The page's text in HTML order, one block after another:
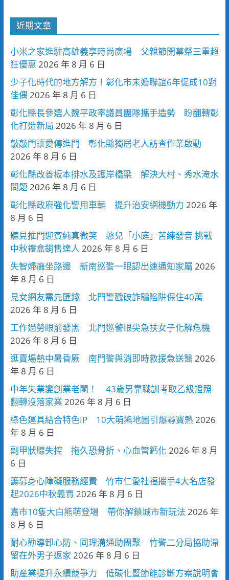
近期文章
小米之家進駐高雄義享時尚廣場 父親節開幕祭三重超
狂優惠 2026 年 8 月 6 日
少子化時代的地方解方！彰化市未婚聯誼6年促成10對
佳偶 2026 年 8 月 6 日
彰化縣長參選人魏平政率議員團隊攜手造勢 盼翻轉彰
化打造新局 2026 年 8 月 6 日
敲敲門讓愛傳進門 彰化縣獨居老人訪查作業啟動
2026 年 8 月 6 日
彰化縣改善板本排水及護岸橋梁 解決大村、秀水淹水
問題 2026 年 8 月 6 日
彰化縣政府強化警用車輛 提升治安網機動力 2026 年
8 月 6 日
聽見推門迎賓純真微笑 憨兒「小庭」苦練發音 挑戰
中秋禮盒銷售達人 2026 年 8 月 6 日
失智婦癱坐路邊 新南巡警一眼認出速通知家屬 2026
年 8 月 6 日
見女網友需先匯錢 北門警戳破詐騙陷阱保住40萬
2026 年 8 月 6 日
工作過勞眼前發黑 北門巡警眼尖急扶女子化解危機
2026 年 8 月 6 日
逛賣場熱中暑昏厥 南門警與消即時救援急送醫2026
年 8 月 6 日
中年失業變創業老闆！ 43歲男靠職訓考取乙級證照
翻轉沒落家業 2026 年 8 月 6 日
綠色運具結合特色IP 10大萌熊地圖引爆尋寶熱2026
年 8 月 6 日
副甲狀腺失控 拖久恐骨折、心血管鈣化 2026 年 8 月
6 日
籌募身心障礙服務經費 竹市仁愛社福攜手4大名店發
起2026中秋義賣 2026 年 8 月 6 日
嘉市10隻大白熊萌登場 帶你解鎖城市新玩法 2026 年
8 月 6 日
耐心勸導卸心防、同理溝通助團聚 竹警二分局協助滯
留在外男子返家 2026 年 8 月 6 日
助產業提升永續競爭力 低碳化暨節能診斷方案說明會